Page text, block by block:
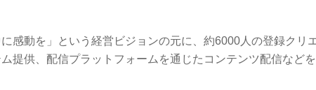
感動を」という経営ビジョンの元に、約6000人の登録クリ
提供、配信プラットフォームを通じたコンテンツ配信などを